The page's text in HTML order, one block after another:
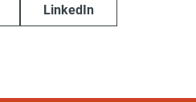
LinkedIn